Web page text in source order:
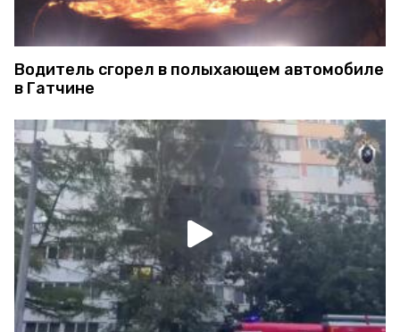
Водитель сгорел в полыхающем автомобиле
в Гатчине